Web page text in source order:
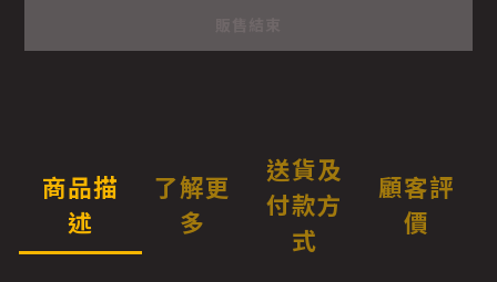
商品描
述
了解更
多
送貨及
付款方
式
顧客評
價